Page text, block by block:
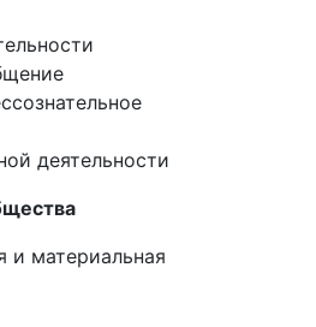
деятельности
и материальная